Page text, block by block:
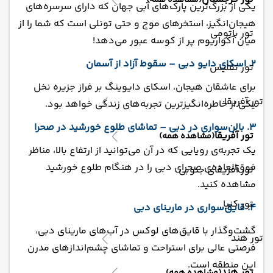
تور باتومی
تور تفلیس
تور آفریقا
تور آفریقا(مشاهده همه)
تور آفریقای جنوبی
تور کنیا
تور هند
یکی از بزرگ‌ترین پارک‌های آبی جهان که دارای سرسره‌های
هیجان‌انگیز، استخرهای موج و حتی تونلی است که شما را از
میان آکواریوم پر از کوسه عبور می‌دهد!
2. اسکای دایو دبی – سقوط آزاد از آسمان
برای عاشقان هیجان، اسکای دایوینگ بر فراز جزیره نخل
یکی از خاطره‌انگیزترین تجربه‌های زندگی خواهد بود.
3. بالن‌سواری در دبی – تماشای طلوع خورشید در صحرا
یک تجربه‌ی رویایی که در آن می‌توانید از ارتفاع بالا، مناظر
فوق‌العاده‌ی صحرای دبی را در هنگام طلوع خورشید
مشاهده کنید.
4. قایق‌سواری در مارینای دبی
گشت‌وگذار با قایق‌های لوکس در آب‌های مارینای دبی،
فرصتی عالی برای استراحت و تماشای چشم‌اندازهای مدرن
این منطقه است.